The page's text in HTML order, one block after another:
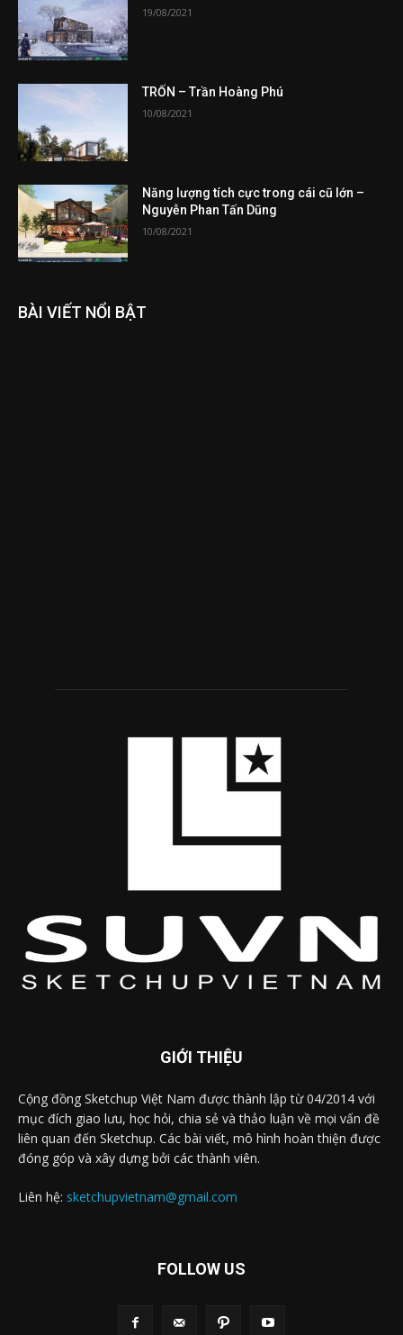
19/08/2021
TRỐN – Trần Hoàng Phú
10/08/2021
Năng lượng tích cực trong cái cũ lớn –
Nguyễn Phan Tấn Dũng
10/08/2021
BÀI VIẾT NỔI BẬT
GIỚI THIỆU
Cộng đồng Sketchup Việt Nam được thành lập từ 04/2014 với
mục đích giao lưu, học hỏi, chia sẻ và thảo luận về mọi vấn đề
liên quan đến Sketchup. Các bài viết, mô hình hoàn thiện được
đóng góp và xây dựng bởi các thành viên.
Liên hệ: sketchupvietnam@gmail.com
FOLLOW US